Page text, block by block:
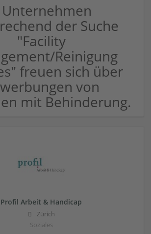
Unternehmen
der Suche
"Facility
Reinigung
freuen sich über
von
mit Behinderung.
Profil Arbeit & Handicap
Zürich
Soziales